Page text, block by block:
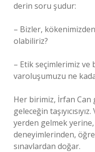
derin soru şudur:
– Bizler,
olabiliriz?
– Etik seçimlerimiz ve
varoluşumuzu ne
Her birimiz, İrfan Can
geleceğin
yerden gelmek yerine,
deneyimlerinden,
sınavlardan doğar.